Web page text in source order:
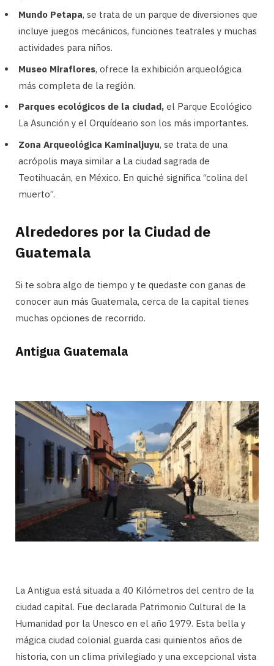
Mundo Petapa, se trata de un parque de diversiones que
incluye juegos mecánicos, funciones teatrales y muchas
actividades para niños.
Museo Miraflores, ofrece la exhibición arqueológica
más completa de la región.
Parques ecológicos de la ciudad, el Parque Ecológico
La Asunción y el Orquídeario son los más importantes.
Zona Arqueológica Kaminaljuyu, se trata de una
acrópolis maya similar a La ciudad sagrada de
Teotihuacán, en México. En quiché significa “colina del
muerto”.
Alrededores por la Ciudad de
Guatemala
Si te sobra algo de tiempo y te quedaste con ganas de
conocer aun más Guatemala, cerca de la capital tienes
muchas opciones de recorrido.
Antigua Guatemala
La Antigua está situada a 40 Kilómetros del centro de la
ciudad capital. Fue declarada Patrimonio Cultural de la
Humanidad por la Unesco en el año 1979. Esta bella y
mágica ciudad colonial guarda casi quinientos años de
historia, con un clima privilegiado y una excepcional vista